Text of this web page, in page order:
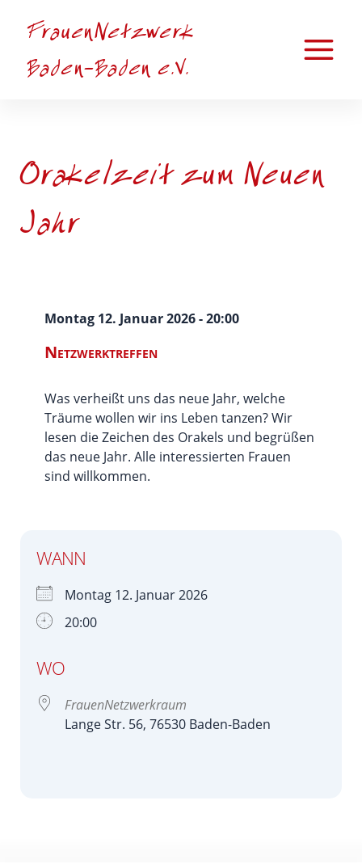
InhaltFrauenNetzwerk
Baden-Baden e.V.
Main
Orakelzeit zum Neuen
Jahr
Montag 12. Januar 2026 - 20:00
Netzwerktreffen
Was verheißt uns das neue Jahr, welche
Träume wollen wir ins Leben tanzen? Wir
lesen die Zeichen des Orakels und begrüßen
das neue Jahr. Alle interessierten Frauen
sind willkommen.
WANN
Montag 12. Januar 2026
20:00
WO
FrauenNetzwerkraum
Lange Str. 56, 76530 Baden-Baden